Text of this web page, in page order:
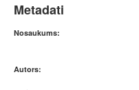
Metadati
Nosaukums:
Autors: